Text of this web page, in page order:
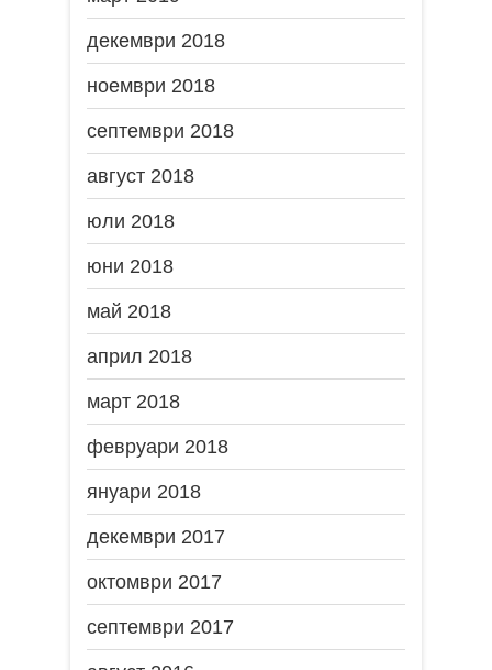
декември 2018
ноември 2018
септември 2018
август 2018
юли 2018
юни 2018
май 2018
април 2018
март 2018
февруари 2018
януари 2018
декември 2017
октомври 2017
септември 2017